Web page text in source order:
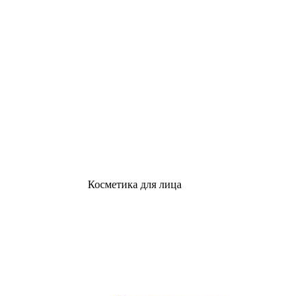
Косметика для лица